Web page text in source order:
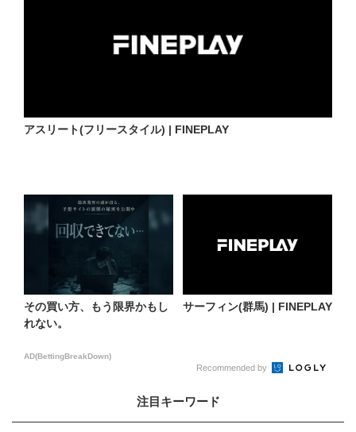
アスリート(フリースタイル) | FINEPLAY
その買い方、もう限界かもし
れない。
AD(BettingBreakDown)
サーフィン(群馬) | FINEPLAY
Recommended by
注目キーワード